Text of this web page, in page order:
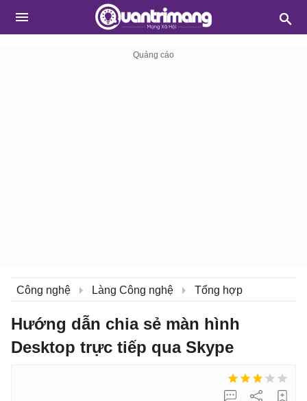
Công nghệ Làng Công nghệ Tổng hợp
Hướng dẫn chia sẻ màn hình
Desktop trực tiếp qua Skype